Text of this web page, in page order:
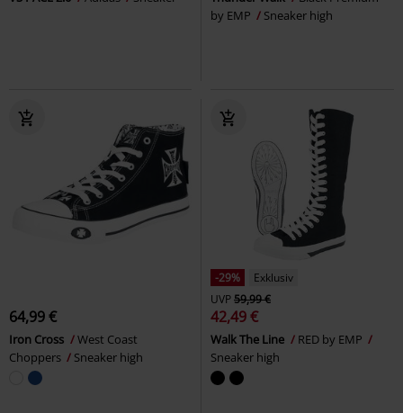
by EMP
Sneaker high
64,99 €
Iron Cross
West Coast
Choppers
Sneaker high
-29%
Exklusiv
UVP59,99 €
42,49 €
Walk The Line
RED by EMP
Sneaker high